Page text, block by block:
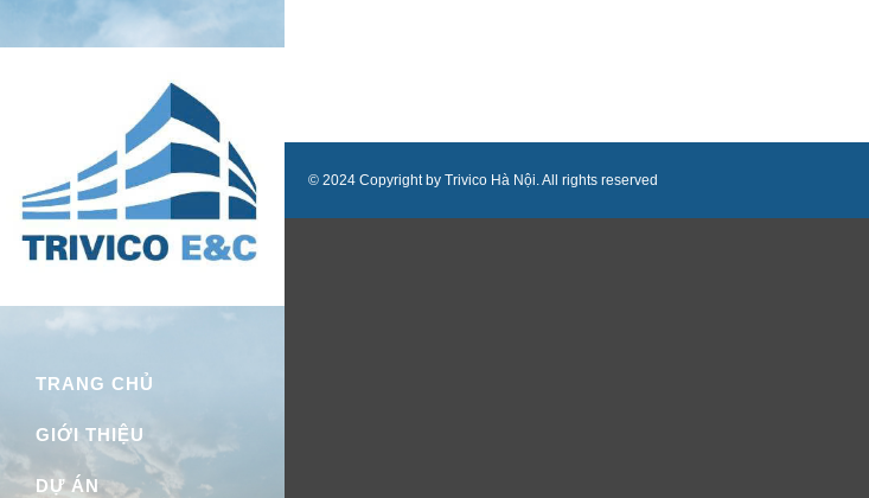
TRANG CHỦ
GIỚI THIỆU
DỰ ÁN
© 2024 Copyright by Trivico Hà Nội. All rights reserved